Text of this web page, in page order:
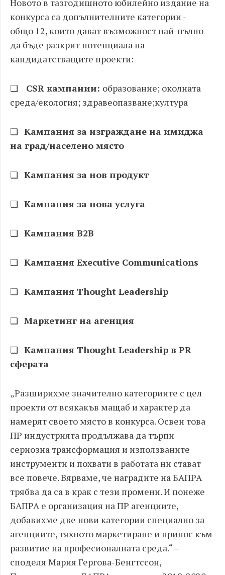
Новото в тазгодишното юбилейно издание на
конкурса са допълнителните категории -
общо 12, които дават възможност най-пълно
да бъде разкрит потенциала на
кандидатстващите проекти:
❏ CSR кампании: образование; околната
среда/екология; здравеопазване;култура
❏ Кампания за изграждане на имиджа
на град/населено място
❏ Кампания за нов продукт
❏ Кампания за нова услуга
❏ Кампания B2B
❏ Кампания Executive Communications
❏ Кампания Thought Leadership
❏ Маркетинг на агенция
❏ Кампания Thought Leadership в PR
сферата
„Разширихме значително категориите с цел
проекти от всякакъв мащаб и характер да
намерят своето място в конкурса. Освен това
ПР индустрията продължава да търпи
сериозна трансформация и използваните
инструменти и похвати в работата ни стават
все повече. Вярваме, че наградите на БАПРА
трябва да са в крак с тези промени. И понеже
БАПРА е организация на ПР агенциите,
добавихме две нови категории специално за
агенциите, тяхното маркетиране и принос към
развитие на професионалната среда.“ –
споделя Мария Гергова-Бенгтссон,